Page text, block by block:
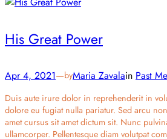
His Great Power
Apr 4, 2021—byMaria Zavalain Past
Duis aute irure dolor in reprehenderit in
dolore eu fugiat nulla pariatur. Sed arcu
amet cursus sit amet dictum sit. Nunc
ullamcorper. Pellentesque diam volutpat